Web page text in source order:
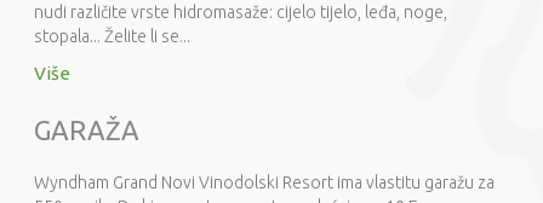
nudi različite vrste hidromasaže: cijelo tijelo, leđa, noge,
stopala... Želite li se...
Više
GARAŽA
Wyndham Grand Novi Vinodolski Resort ima vlastitu garažu za